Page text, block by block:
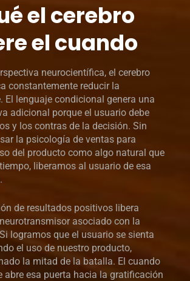
el cerebro
el cuando
neurocientífica, el cerebro
constantemente reducir la
El lenguaje condicional genera una
adicional porque el usuario debe
y los contras de la decisión. Sin
la psicología de ventas para
del producto como algo natural que
liberamos al usuario de esa
de resultados positivos libera
asociado con la
logramos que el usuario se sienta
el uso de nuestro producto,
la mitad de la batalla. El cuando
abre esa puerta hacia la gratificación